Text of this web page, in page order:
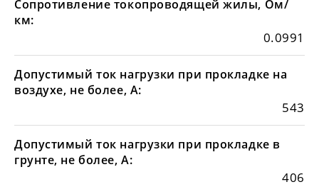
Сопротивление токопроводящей жилы, Ом/
км:
0.0991
Допустимый ток нагрузки при прокладке на
воздухе, не более, А:
543
Допустимый ток нагрузки при прокладке в
грунте, не более, А:
406